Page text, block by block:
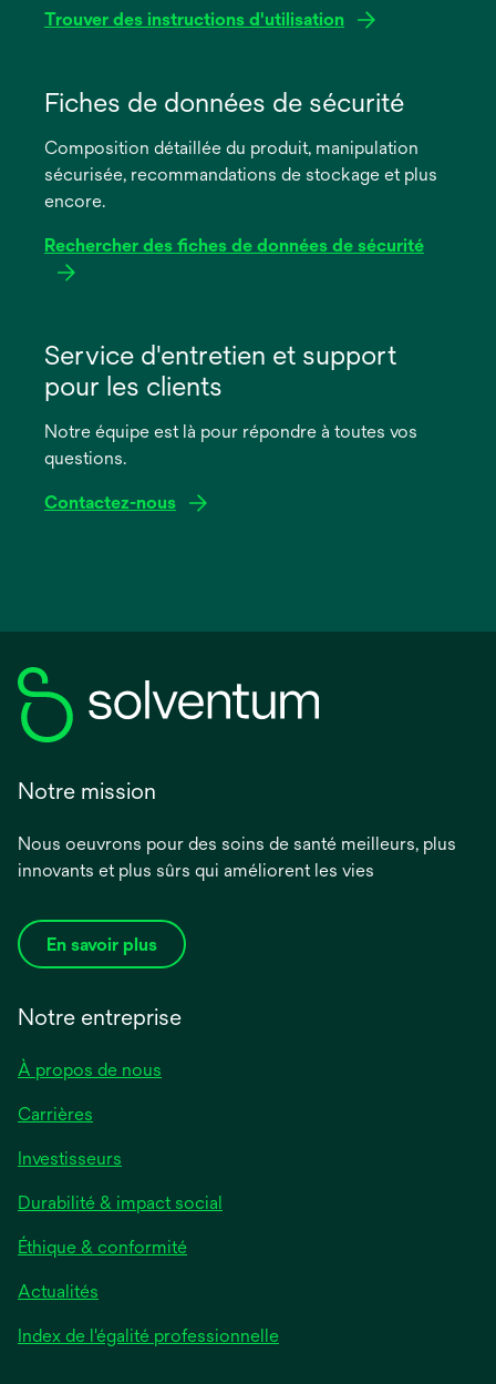
Trouver des instructions d'utilisation
dans
nouvel
onglet
Fiches de données de sécurité
Composition détaillée du produit, manipulation
sécurisée, recommandations de stockage et plus
encore.
Rechercher des fiches de données de sécurité
dans
nouvel
onglet
Service d'entretien et support
pour les clients
Notre équipe est là pour répondre à toutes vos
questions.
Contactez-nous
Notre mission
Nous oeuvrons pour des soins de santé meilleurs, plus
innovants et plus sûrs qui améliorent les vies
En savoir plus
Notre entreprise
À propos de nous
Carrières
Investisseurs
Durabilité & impact social
Éthique & conformité
Actualités
Index de l'égalité professionnelles’ouvre